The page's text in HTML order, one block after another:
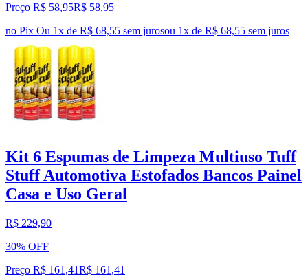
Preço R$ 58,95R$ 58,95
no Pix Ou 1x de R$ 68,55 sem jurosou 1x de R$ 68,55 sem juros
Kit 6 Espumas de Limpeza Multiuso Tuff
Stuff Automotiva Estofados Bancos Painel
Casa e Uso Geral
R$ 229,90
30% OFF
Preço R$ 161,41R$ 161 ,41